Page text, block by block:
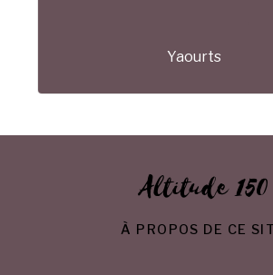
Yaourts
Altitude 150
À PROPOS DE CE